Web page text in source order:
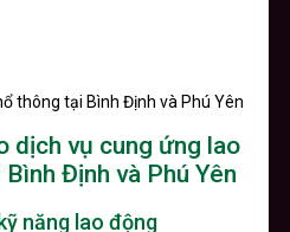
thông tại Bình Định và Phú Yên
dịch vụ cung ứng lao
Định và Phú Yên
năng lao động